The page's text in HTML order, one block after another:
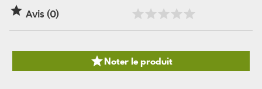
 Avis (0)
Noter le produit